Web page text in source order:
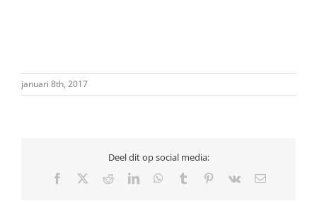
januari 8th, 2017
Deel dit op social media:
Facebook RedditLinkedInWhatsApp
Tumblr Pinterest
Vk
E-